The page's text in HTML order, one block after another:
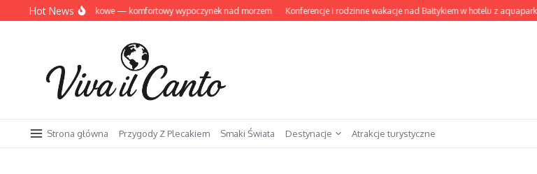
Przejdź do treści
Hot News
domki letniskowe — komfortowy wypoczynek nad morzem Konferencje i rodzinne wakacje nad Bałtykiem w hotelu z aquaparkiem
Strona główna Przygody Z Plecakiem Smaki Świata Destynacje Atrakcje turystyczne